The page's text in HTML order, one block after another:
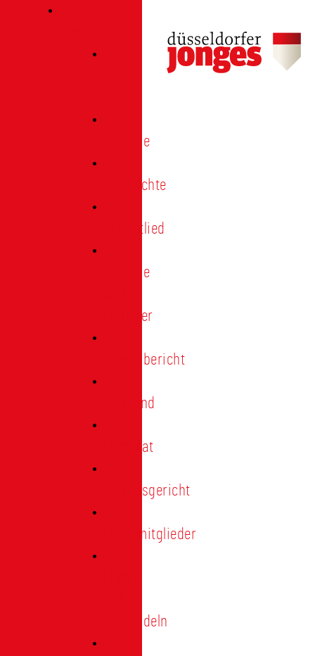
Termine
Geschichte
Heimatlied
Freunde
Förderer
Jahresbericht
Vorstand
Ehrenrat
Schiedsgericht
Ehrenmitglieder
Treunadeln